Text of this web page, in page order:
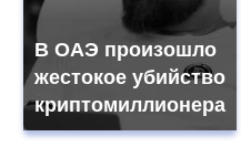
В ОАЭ произошло
жестокое убийство
криптомиллионера